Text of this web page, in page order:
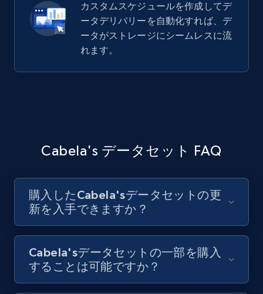
カスタムスケジュールを作成してデ
ータデリバリーを自動化すれば、デ
ータがストレージにシームレスに流
れます。
Cabela's データセット FAQ
購入したCabela'sデータセットの更
新を入手できますか？
Cabela'sデータセットの一部を購入
することは可能ですか？